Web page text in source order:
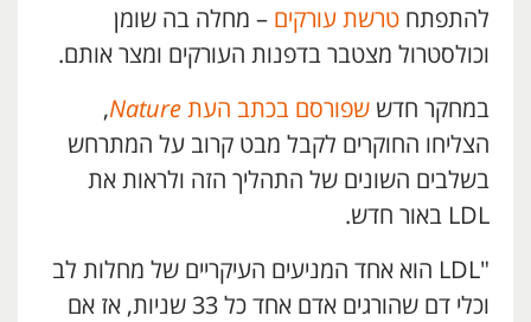
להתפתח טרשת עורקים – מחלה בה שומן
וכולסטרול מצטבר בדפנות העורקים ומצר אותם.
במחקר חדש שפורסם בכתב העת Nature
,
הצליחו החוקרים לקבל מבט קרוב על המתרחש
בשלבים השונים של התהליך הזה ולראות את
LDL באור חדש.
"LDL הוא אחד המניעים העיקריים של מחלות לב
וכלי דם שהורגים אדם אחד כל 33 שניות, אז אם